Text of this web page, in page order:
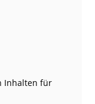
Inhalten für